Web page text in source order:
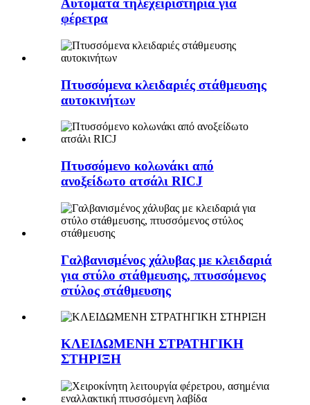
Αυτόματα τηλεχειριστήρια για
φέρετρα
Πτυσσόμενα κλειδαριές στάθμευσης
αυτοκινήτων
Πτυσσόμενο κολωνάκι από
ανοξείδωτο ατσάλι RICJ
Γαλβανισμένος χάλυβας με κλειδαριά
για στύλο στάθμευσης, πτυσσόμενος
στύλος στάθμευσης
ΚΛΕΙΔΩΜΕΝΗ ΣΤΡΑΤΗΓΙΚΗ
ΣΤΗΡΙΞΗ